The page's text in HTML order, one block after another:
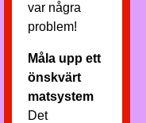
var några
problem!
Måla upp ett
önskvärt
matsystem
Det